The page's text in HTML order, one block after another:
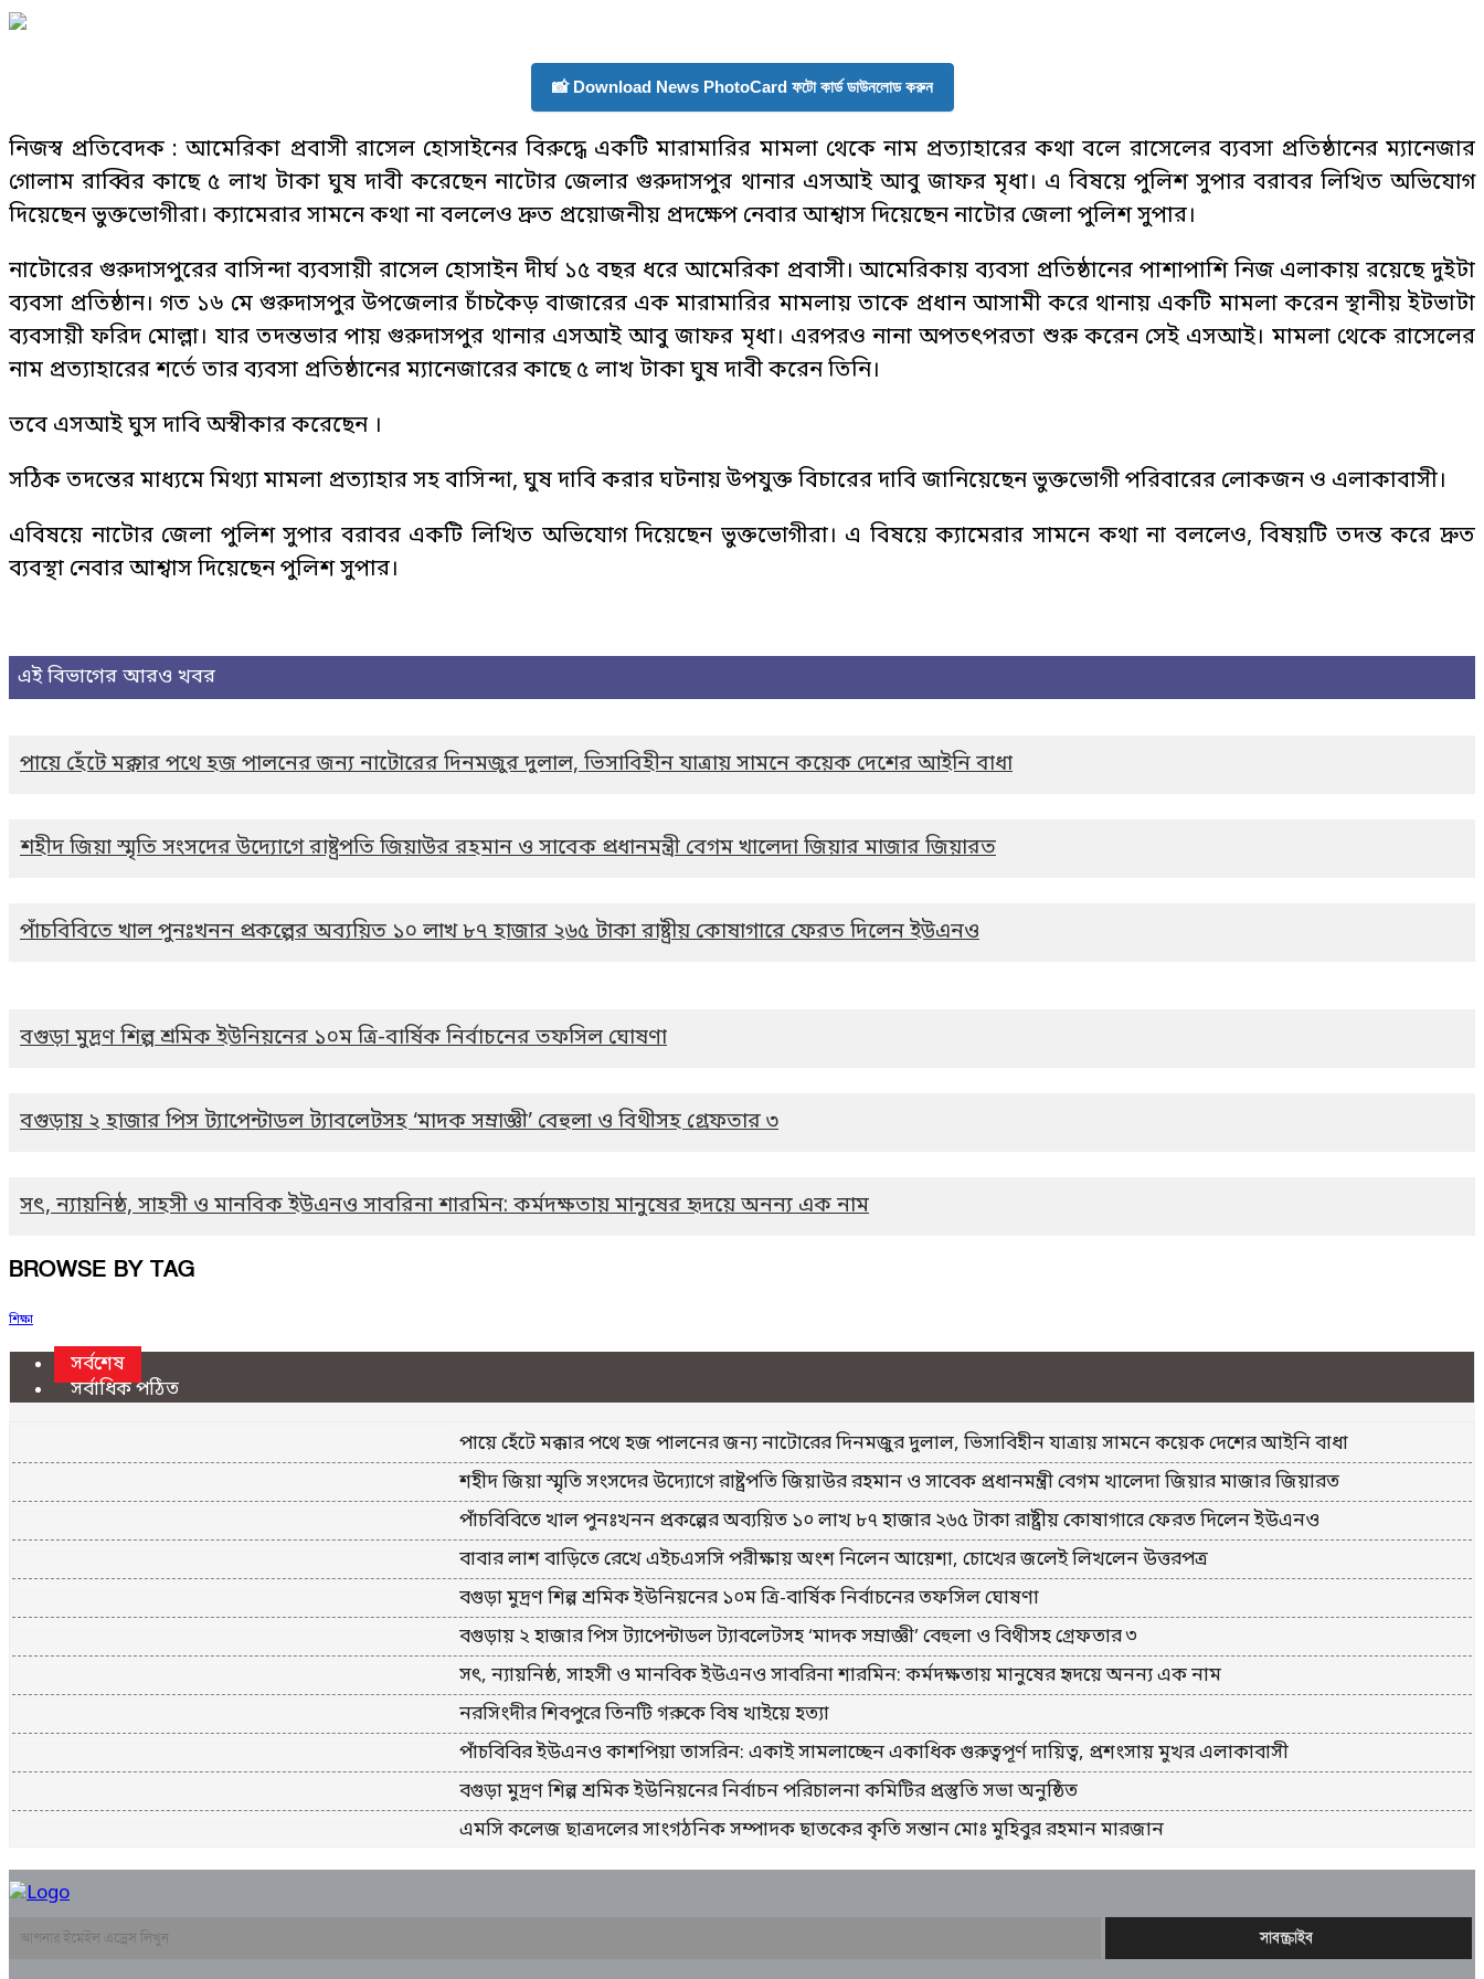
📸 Download News PhotoCard ফটো কার্ড ডাউনলোড করুন
নিজস্ব প্রতিবেদক : আমেরিকা প্রবাসী রাসেল হোসাইনের বিরুদ্ধে একটি মারামারির মামলা থেকে নাম প্রত্যাহারের কথা বলে রাসেলের ব্যবসা প্রতিষ্ঠানের ম্যানেজার
গোলাম রাব্বির কাছে ৫ লাখ টাকা ঘুষ দাবী করেছেন নাটোর জেলার গুরুদাসপুর থানার এসআই আবু জাফর মৃধা। এ বিষয়ে পুলিশ সুপার বরাবর লিখিত অভিযোগ
দিয়েছেন ভুক্তভোগীরা। ক্যামেরার সামনে কথা না বললেও দ্রুত প্রয়োজনীয় প্রদক্ষেপ নেবার আশ্বাস দিয়েছেন নাটোর জেলা পুলিশ সুপার।
নাটোরের গুরুদাসপুরের বাসিন্দা ব্যবসায়ী রাসেল হোসাইন দীর্ঘ ১৫ বছর ধরে আমেরিকা প্রবাসী। আমেরিকায় ব্যবসা প্রতিষ্ঠানের পাশাপাশি নিজ এলাকায় রয়েছে দুইটা
ব্যবসা প্রতিষ্ঠান। গত ১৬ মে গুরুদাসপুর উপজেলার চাঁচকৈড় বাজারের এক মারামারির মামলায় তাকে প্রধান আসামী করে থানায় একটি মামলা করেন স্থানীয় ইটভাটা
ব্যবসায়ী ফরিদ মোল্লা। যার তদন্তভার পায় গুরুদাসপুর থানার এসআই আবু জাফর মৃধা। এরপরও নানা অপতৎপরতা শুরু করেন সেই এসআই। মামলা থেকে রাসেলের
নাম প্রত্যাহারের শর্তে তার ব্যবসা প্রতিষ্ঠানের ম্যানেজারের কাছে ৫ লাখ টাকা ঘুষ দাবী করেন তিনি।
তবে এসআই ঘুস দাবি অস্বীকার করেছেন ।
সঠিক তদন্তের মাধ্যমে মিথ্যা মামলা প্রত্যাহার সহ বাসিন্দা, ঘুষ দাবি করার ঘটনায় উপযুক্ত বিচারের দাবি জানিয়েছেন ভুক্তভোগী পরিবারের লোকজন ও এলাকাবাসী।
এবিষয়ে নাটোর জেলা পুলিশ সুপার বরাবর একটি লিখিত অভিযোগ দিয়েছেন ভুক্তভোগীরা। এ বিষয়ে ক্যামেরার সামনে কথা না বললেও, বিষয়টি তদন্ত করে দ্রুত
ব্যবস্থা নেবার আশ্বাস দিয়েছেন পুলিশ সুপার।
এই বিভাগের আরও খবর
পায়ে হেঁটে মক্কার পথে হজ পালনের জন্য নাটোরের দিনমজুর দুলাল, ভিসাবিহীন যাত্রায় সামনে কয়েক দেশের আইনি বাধা
শহীদ জিয়া স্মৃতি সংসদের উদ্যোগে রাষ্ট্রপতি জিয়াউর রহমান ও সাবেক প্রধানমন্ত্রী বেগম খালেদা জিয়ার মাজার জিয়ারত
পাঁচবিবিতে খাল পুনঃখনন প্রকল্পের অব্যয়িত ১০ লাখ ৮৭ হাজার ২৬৫ টাকা রাষ্ট্রীয় কোষাগারে ফেরত দিলেন ইউএনও
বগুড়া মুদ্রণ শিল্প শ্রমিক ইউনিয়নের ১০ম ত্রি-বার্ষিক নির্বাচনের তফসিল ঘোষণা
বগুড়ায় ২ হাজার পিস ট্যাপেন্টাডল ট্যাবলেটসহ ‘মাদক সম্রাজ্ঞী’ বেহুলা ও বিথীসহ গ্রেফতার ৩
সৎ, ন্যায়নিষ্ঠ, সাহসী ও মানবিক ইউএনও সাবরিনা শারমিন: কর্মদক্ষতায় মানুষের হৃদয়ে অনন্য এক নাম
BROWSE BY TAG
শিক্ষা
সর্বশেষ
সর্বাধিক পঠিত
পায়ে হেঁটে মক্কার পথে হজ পালনের জন্য নাটোরের দিনমজুর দুলাল, ভিসাবিহীন যাত্রায় সামনে কয়েক দেশের আইনি বাধা
শহীদ জিয়া স্মৃতি সংসদের উদ্যোগে রাষ্ট্রপতি জিয়াউর রহমান ও সাবেক প্রধানমন্ত্রী বেগম খালেদা জিয়ার মাজার জিয়ারত
পাঁচবিবিতে খাল পুনঃখনন প্রকল্পের অব্যয়িত ১০ লাখ ৮৭ হাজার ২৬৫ টাকা রাষ্ট্রীয় কোষাগারে ফেরত দিলেন ইউএনও
বাবার লাশ বাড়িতে রেখে এইচএসসি পরীক্ষায় অংশ নিলেন আয়েশা, চোখের জলেই লিখলেন উত্তরপত্র
বগুড়া মুদ্রণ শিল্প শ্রমিক ইউনিয়নের ১০ম ত্রি-বার্ষিক নির্বাচনের তফসিল ঘোষণা
বগুড়ায় ২ হাজার পিস ট্যাপেন্টাডল ট্যাবলেটসহ ‘মাদক সম্রাজ্ঞী’ বেহুলা ও বিথীসহ গ্রেফতার ৩
সৎ, ন্যায়নিষ্ঠ, সাহসী ও মানবিক ইউএনও সাবরিনা শারমিন: কর্মদক্ষতায় মানুষের হৃদয়ে অনন্য এক নাম
নরসিংদীর শিবপুরে তিনটি গরুকে বিষ খাইয়ে হত্যা
পাঁচবিবির ইউএনও কাশপিয়া তাসরিন: একাই সামলাচ্ছেন একাধিক গুরুত্বপূর্ণ দায়িত্ব, প্রশংসায় মুখর এলাকাবাসী
বগুড়া মুদ্রণ শিল্প শ্রমিক ইউনিয়নের নির্বাচন পরিচালনা কমিটির প্রস্তুতি সভা অনুষ্ঠিত
এমসি কলেজ ছাত্রদলের সাংগঠনিক সম্পাদক ছাতকের কৃতি সন্তান মোঃ মুহিবুর রহমান মারজান
খুলনায় ১৯’হাজার পিস ইয়াবাসহ মোঃ ওমর ফারুক নামে এক মাদক কারবারি আটক।